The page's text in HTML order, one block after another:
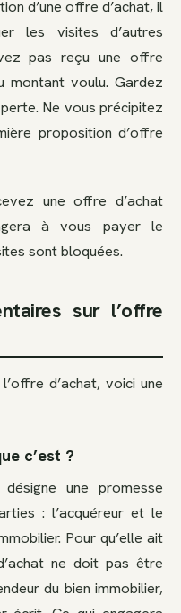
d’une offre d’achat, il
les visites d’autres
pas reçu une offre
montant voulu. Gardez
Ne vous précipitez
proposition d’offre
une offre d’achat
à vous payer le
sont bloquées.
sur l’offre
d’achat, voici une
c’est ?
une promesse
: l’acquéreur et le
Pour qu’elle ait
ne doit pas être
du bien immobilier,